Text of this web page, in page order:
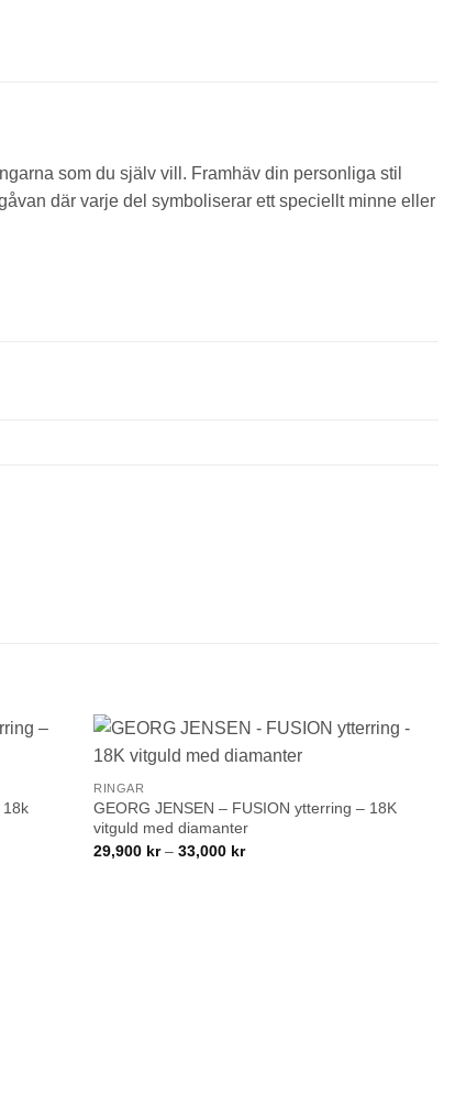
som du själv vill. Framhäv din personliga stil
där varje del symboliserar ett speciellt minne eller
18k
+
RINGAR
GEORG JENSEN – FUSION ytterring – 18K
vitguld med diamanter
29,900 kr – 33,000 krPrisintervall: